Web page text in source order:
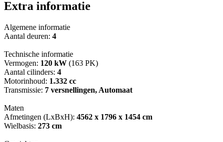
Extra informatie
Algemene informatie
Aantal deuren: 4
Technische informatie
Vermogen: 120 kW (163 PK)
Aantal cilinders: 4
Motorinhoud: 1.332 cc
Transmissie: 7 versnellingen, Automaat
Maten
Afmetingen (LxBxH): 4562 x 1796 x 1454 cm
Wielbasis: 273 cm